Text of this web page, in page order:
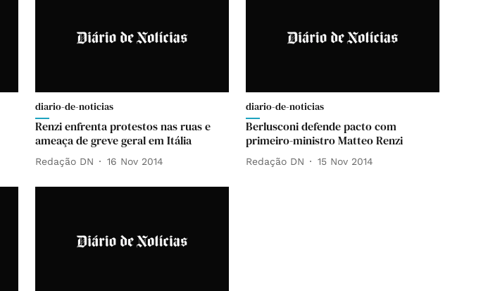
diario-de-noticias
Renzi enfrenta protestos nas ruas e
ameaça de greve geral em Itália
Redação DN 16 Nov 2014
diario-de-noticias
Berlusconi defende pacto com
primeiro-ministro Matteo Renzi
Redação DN 15 Nov 2014